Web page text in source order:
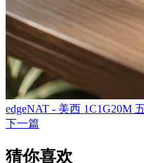
edgeNAT - 美西 1C1G20M
下一篇
猜你喜欢